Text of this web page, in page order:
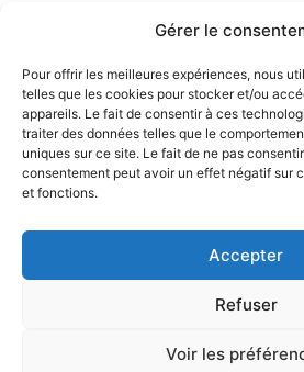
Gérer le
Pour offrir les meilleures expériences, nous
telles que les cookies pour stocker et/ou
appareils. Le fait de consentir à ces
traiter des données telles que le
uniques sur ce site. Le fait de ne pas
consentement peut avoir un effet négatif sur
et fonctions.
Accepter
Refuser
Voir les
CGV